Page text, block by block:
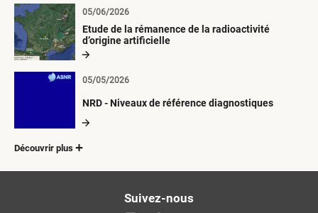
Etude de la rémanence de la radioactivité
d’origine artificielle
05/06/2026
NRD - Niveaux de référence diagnostiques
05/05/2026
Découvrir plus
Suivez-nous